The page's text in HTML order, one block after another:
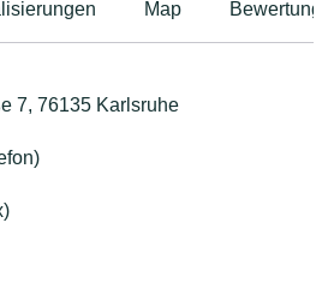
Map
7, 76135 Karlsruhe